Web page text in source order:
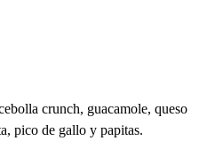
crunch, guacamole, queso
pico de gallo y papitas.